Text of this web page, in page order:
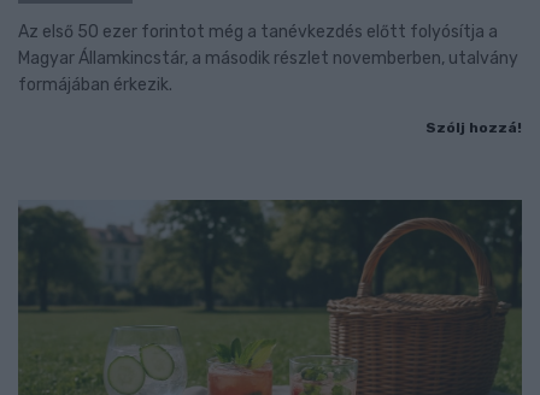
Az első 50 ezer forintot még a tanévkezdés előtt folyósítja a
Magyar Államkincstár, a második részlet novemberben, utalvány
formájában érkezik.
Szólj hozzá!